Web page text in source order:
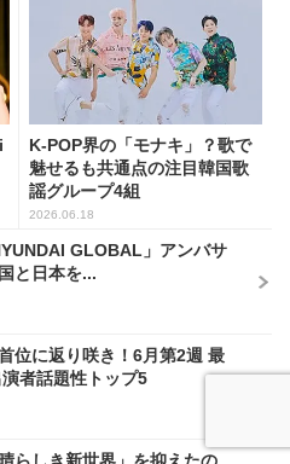
K-POP界の「モナキ」？歌で
魅せるも共通点の注目韓国歌
謡グループ4組
2026.06.18
GLOBAL」アンバサ
と日本を...
位に返り咲き！6月第2週 最
者話題性トップ5